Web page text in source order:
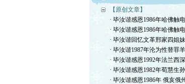
【原创文章】
· 毕汝谐感恩1986年哈佛触
· 毕汝谐感恩1986年哈佛触
· 毕汝谐回忆文革邢家四姐
· 毕汝谐1987年沦为性替罪羊
· 毕汝谐感恩1992年法兰西
· 毕汝谐感恩1982年荀慧生
· 毕汝谐感恩1986年 俄亥俄